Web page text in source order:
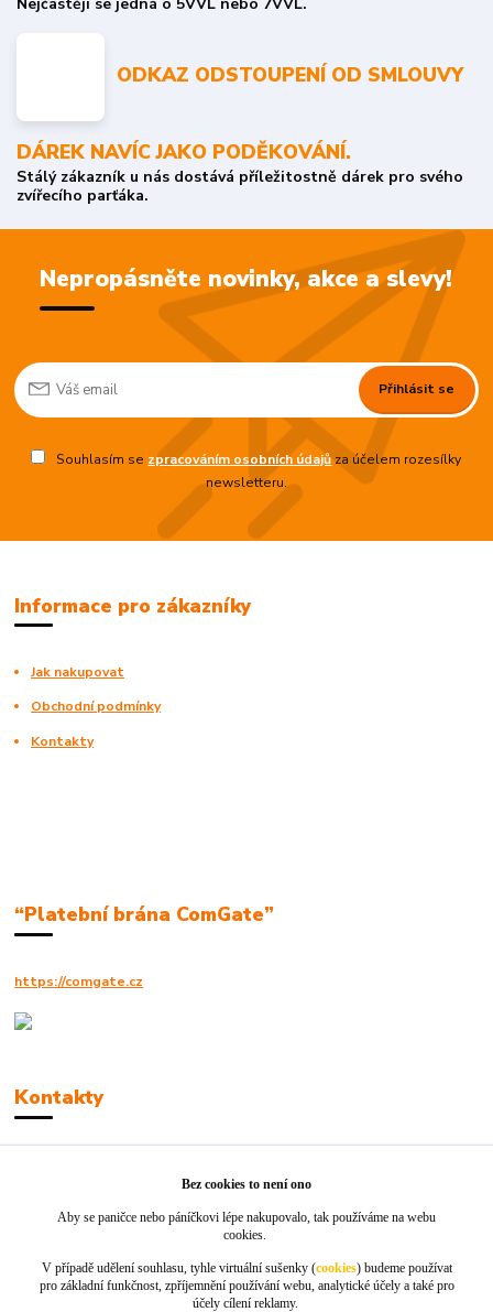
ODKAZ ODSTOUPENÍ OD SMLOUVY
DÁREK NAVÍC JAKO PODĚKOVÁNÍ.
Stálý zákazník u nás dostává příležitostně dárek pro svého
zvířecího parťáka.
Nepropásněte novinky, akce a slevy!
Přihlásit se
Souhlasím se zpracováním osobních údajůza účelem rozesílky
newsletteru.
Informace pro zákazníky
Jak nakupovat
Obchodní podmínky
Kontakty
“Platební brána ComGate”
https://comgate.cz
Kontakty
info@jackie-shop.cz
Bez cookies to není ono
Aby se paničce nebo páníčkovi lépe nakupovalo, tak používáme na webu
cookies.
V případě udělení souhlasu, tyhle virtuální sušenky (cookies) budeme používat
pro základní funkčnost, zpříjemnění používání webu, analytické účely a také pro
účely cílení reklamy.